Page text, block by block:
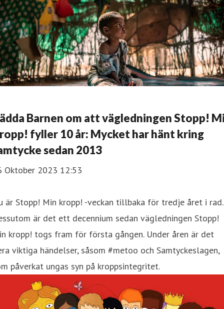
Barnen om att vägledningen Stopp!
fyller 10 år: Mycket har hänt kring
sedan 2013
Oktober 2023 12:53
är Stopp! Min kropp! -veckan tillbaka för tredje året i rad.
är det ett decennium sedan vägledningen Stopp!
kropp! togs fram för första gången. Under åren är det
viktiga händelser, såsom #metoo och Samtyckeslagen,
påverkat ungas syn på kroppsintegritet.